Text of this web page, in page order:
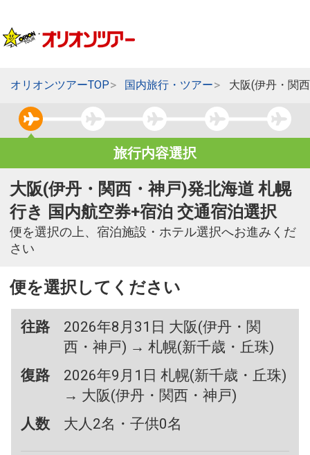
オリオンツアーTOP 国内旅行・ツアー 大阪(伊丹・関
旅行内容選択
大阪(伊丹・関西・神戸)発北海道 札幌
行き 国内航空券+宿泊 交通宿泊選択
便を選択の上、宿泊施設・ホテル選択へお進みくだ
さい
便を選択してください
往路
2026年8月31日 大阪(伊丹・関
西・神戸) → 札幌(新千歳・丘珠)
復路
2026年9月1日 札幌(新千歳・丘珠)
→ 大阪(伊丹・関西・神戸)
人数
大人2名・子供0名